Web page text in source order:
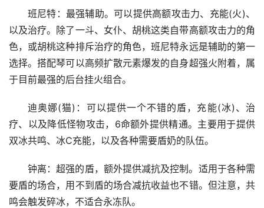
班尼特：最强辅助。可以提供高额攻击力、充能(火)、
以及治疗。除了一斗、女仆、胡桃这类自带高额攻击力的角
色，或胡桃这种排斥治疗的角色，班尼特永远是辅助的第一
选择。搭配琴可以高频扩散元素爆发的自身超强火附着，属
于目前最强的后台挂火组合。
迪奥娜(猫)：可以提供一个不错的盾，充能(冰)、治
疗、以及降低怪物攻击，6命额外提供精通。主要用于提供
双冰共鸣、冰C充能，以及各种需要盾奶的队伍。
钟离：超强的盾，额外提供减抗及控制。适用于各种需
要盾的场合，用不到盾的场合减抗收益也不错。但注意，共
鸣会触发碎冰，不适合永冻队。